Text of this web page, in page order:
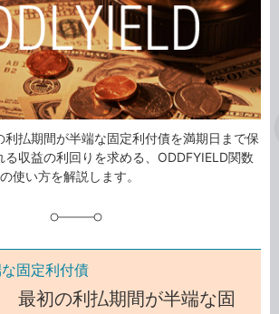
利払期間が半端な固定利付債を満期日まで保
収益の利回りを求める、ODDFYIELD関数
使い方を解説します。
固定利付債
最初の利払期間が半端な固